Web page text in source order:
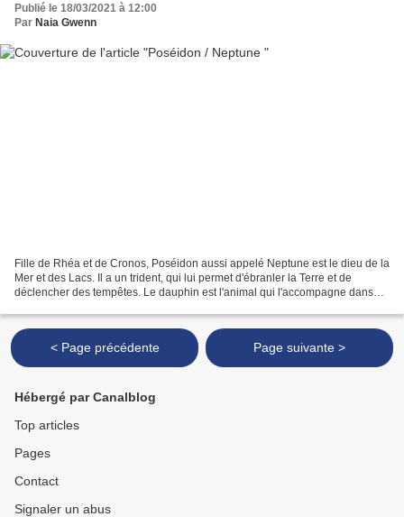
Publié le 18/03/2021 à 12:00
Par Naia Gwenn
Fille de Rhéa et de Cronos, Poséidon aussi appelé Neptune est le dieu de la
Mer et des Lacs. Il a un trident, qui lui permet d'ébranler la Terre et de
déclencher des tempêtes. Le dauphin est l'animal qui l'accompagne dans
< Page précédente Page suivante >
Hébergé par Canalblog
Top articles
Pages
Contact
Signaler un abus